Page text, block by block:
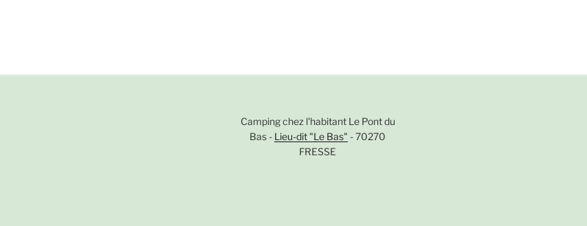
Camping chez l'habitant Le Pont du
Bas - Lieu-dit "Le Bas" - 70270
FRESSE